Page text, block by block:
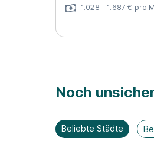
1.028 - 1.687 € pro
Noch
Beliebte Städte